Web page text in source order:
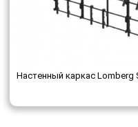
Настенный каркас Lomberg